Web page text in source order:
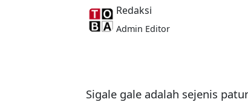
Redaksi
Admin Editor
Sigale gale adalah sejenis